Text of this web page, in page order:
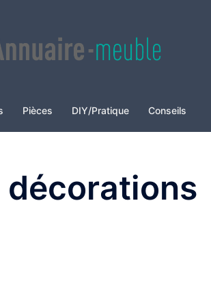
Pièces DIY/Pratique Conseils
décorations